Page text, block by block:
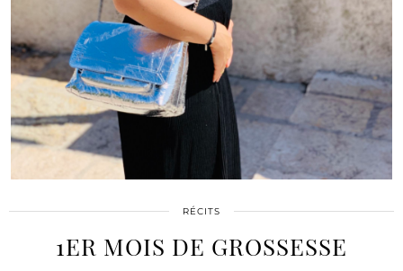
RÉCITS
1ER MOIS DE GROSSESSE